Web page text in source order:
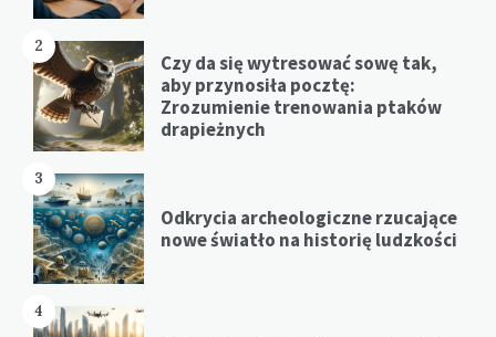
2
Czy da się wytresować sowę tak,
aby przynosiła pocztę:
Zrozumienie trenowania ptaków
drapieżnych
3
Odkrycia archeologiczne rzucające
nowe światło na historię ludzkości
4